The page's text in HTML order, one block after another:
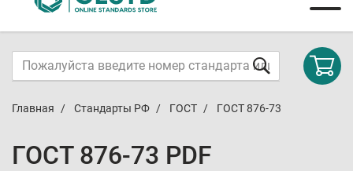
Главная Стандарты РФ ГОСТ ГОСТ 876-73
ГОСТ 876-73 PDF